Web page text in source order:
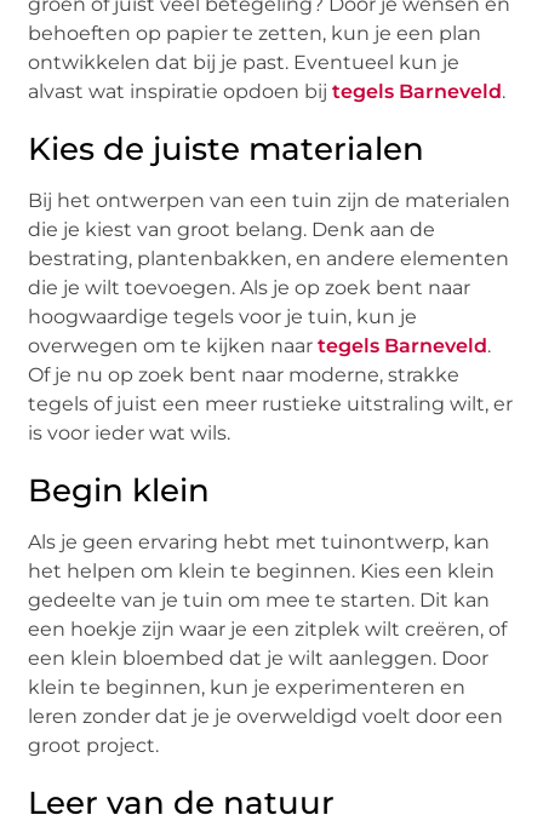
groen of juist veel betegeling? Door je wensen en
behoeften op papier te zetten, kun je een plan
ontwikkelen dat bij je past. Eventueel kun je
alvast wat inspiratie opdoen bijtegels Barneveld.
Kies de juiste materialen
Bij het ontwerpen van een tuin zijn de materialen
die je kiest van groot belang. Denk aan de
bestrating, plantenbakken, en andere elementen
die je wilt toevoegen. Als je op zoek bent naar
hoogwaardige tegels voor je tuin, kun je
overwegen om te kijken naartegels Barneveld.
Of je nu op zoek bent naar moderne, strakke
tegels of juist een meer rustieke uitstraling wilt, er
is voor ieder wat wils.
Begin klein
Als je geen ervaring hebt met tuinontwerp, kan
het helpen om klein te beginnen. Kies een klein
gedeelte van je tuin om mee te starten. Dit kan
een hoekje zijn waar je een zitplek wilt creëren, of
een klein bloembed dat je wilt aanleggen. Door
klein te beginnen, kun je experimenteren en
leren zonder dat je je overweldigd voelt door een
groot project.
Leer van de natuur